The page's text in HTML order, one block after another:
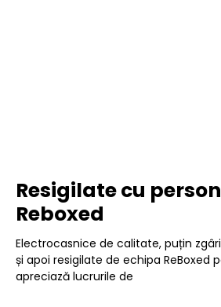
Resigilate cu
Reboxed
Electrocasnice de calitate, puțin
și apoi resigilate de echipa ReBoxed
apreciază lucrurile de